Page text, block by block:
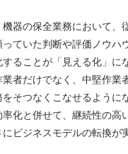
器の保全業務において、
ていた判断や評価ノウハ
ることが「見える化」に
者だけでなく、中堅作業
そつなくこなせるように
化と併せて、継続性の高
ビジネスモデルの転換が